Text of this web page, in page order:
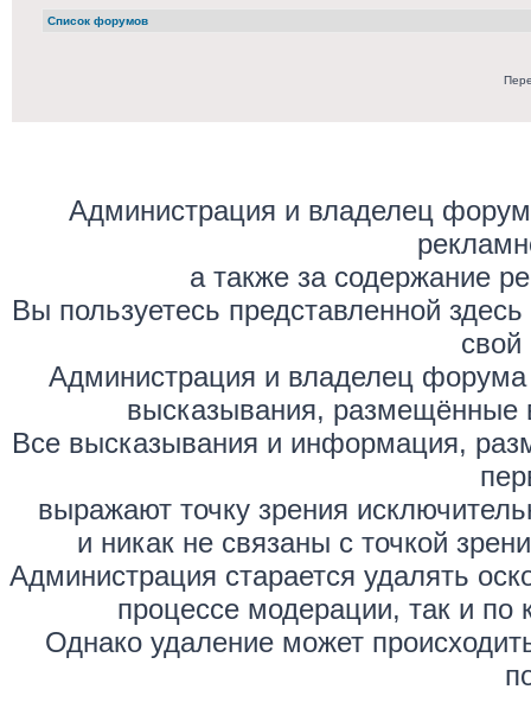
Список форумов
Администрация и владелец
а также за содержание
Вы пользуетесь представленной
свой
Администрация и владелец форума
высказывания, размещённые
Все высказывания и информация,
выражают точку зрения
и никак не связаны с точкой
Администрация старается удалять
процессе модерации, так и по
Однако удаление может